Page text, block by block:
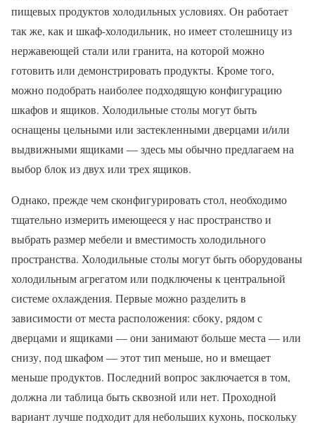
пищевых продуктов холодильных условиях. Он работает
так же, как и шкаф-холодильник, но имеет столешницу из
нержавеющей стали или гранита, на которой можно
готовить или демонстрировать продукты. Кроме того,
можно подобрать наиболее подходящую конфигурацию
шкафов и ящиков. Холодильные столы могут быть
оснащены цельными или застекленными дверцами и/или
выдвижными ящиками — здесь мы обычно предлагаем на
выбор блок из двух или трех ящиков.
Однако, прежде чем сконфигурировать стол, необходимо
тщательно измерить имеющееся у нас пространство и
выбрать размер мебели и вместимость холодильного
пространства. Холодильные столы могут быть оборудованы
холодильным агрегатом или подключены к центральной
системе охлаждения. Первые можно разделить в
зависимости от места расположения: сбоку, рядом с
дверцами и ящиками — они занимают больше места — или
снизу, под шкафом — этот тип меньше, но и вмещает
меньше продуктов. Последний вопрос заключается в том,
должна ли таблица быть сквозной или нет. Проходной
вариант лучше подходит для небольших кухонь, поскольку